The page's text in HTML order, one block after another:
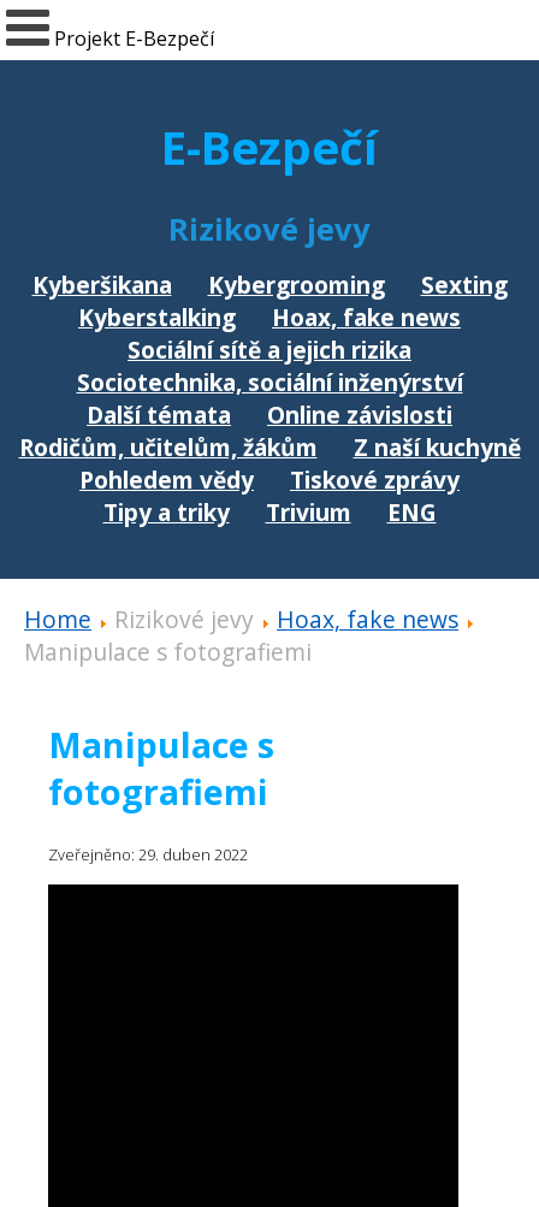
Projekt E-Bezpečí
E-Bezpečí
Rizikové jevy
Kyberšikana Kybergrooming
Sexting
Kyberstalking
Hoax, fake news
Sociální sítě a jejich rizika
Sociotechnika, sociální inženýrství
Další témata
Online závislosti
Rodičům, učitelům, žákům
Z naší kuchyně
Pohledem vědy
Tiskové zprávy
Tipy a triky
Trivium ENG
Home Rizikové jevy
Hoax, fake news
Manipulace s fotografiemi
Manipulace s
fotografiemi
Zveřejněno: 29. duben 2022